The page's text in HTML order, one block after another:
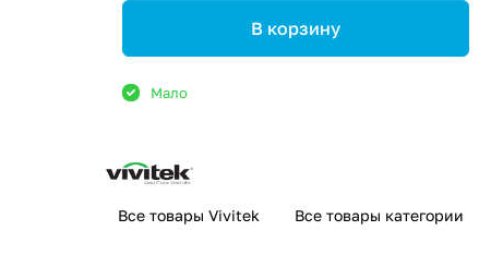
В корзину
Мало
Все товары Vivitek Все товары категории